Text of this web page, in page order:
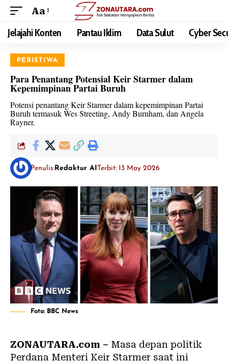
Aa
Jelajahi Konten Pantau Iklim Data Sulut Cyber
PERISTIWA
Para Penantang Potensial Keir Starmer dalam
Kepemimpinan Partai Buruh
Potensi penantang Keir Starmer dalam kepemimpinan Partai
Buruh termasuk Wes Streeting, Andy Burnham, dan Angela
Rayner.
Penulis: Redaktur AITerbit: 13 May 2026
Foto: BBC News
ZONAUTARA.com – Masa depan politik
Perdana Menteri Keir Starmer saat ini